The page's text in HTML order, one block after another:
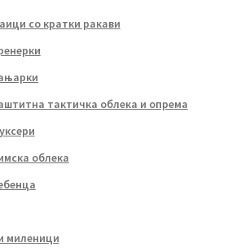
со кратки ракави
тактичка облека и опрема
облека
миленици